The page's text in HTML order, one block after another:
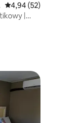
Średnia ocena: 4,94
4,94 (52)
|